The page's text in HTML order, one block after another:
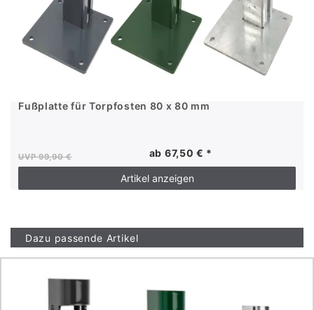
Fußplatte für Torpfosten 80 x 80 mm
UVP 99,90 € ab 67,50 € *
Artikel anzeigen
Dazu passende Artikel